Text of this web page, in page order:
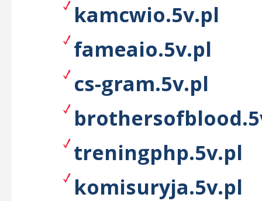
kamcwio.5v.pl
fameaio.5v.pl
cs-gram.5v.pl
treningphp.5v.pl
komisuryja.5v.pl